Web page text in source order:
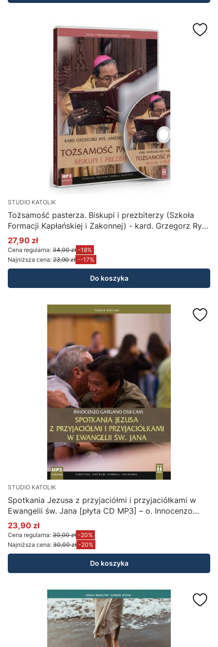
STUDIO KATOLIK
Tożsamość pasterza. Biskupi i prezbiterzy (Szkoła
Formacji Kapłańskiej i Zakonnej) - kard. Grzegorz Ryś,
Amadeo Cencini FDCC (płyta CD MP3)
Cena promocyjna
27,90 zł
Cena regularna: 34,00 zł -18%
Najniższa cena: 23,90 zł --17%
Do koszyka
STUDIO KATOLIK
Spotkania Jezusa z przyjaciółmi i przyjaciółkami w
Ewangelii św. Jana [płyta CD MP3] – o. Innocenzo
Gargano OSB Cam (Szkoła Biblijna)
Cena promocyjna
23,90 zł
Cena regularna: 30,00 zł -20%
Najniższa cena: 30,00 zł -20%
Do koszyka